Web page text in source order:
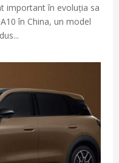
important în evoluția sa
în China, un model